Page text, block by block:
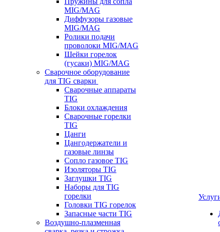
MIG/MAG
Диффузоры газовые
MIG/MAG
Ролики подачи
проволоки MIG/MAG
Шейки горелок
(гусаки) MIG/MAG
Сварочное оборудование
для TIG сварки
Сварочные аппараты
TIG
Блоки охлаждения
Сварочные горелки
TIG
Цанги
Цангодержатели и
газовые линзы
Сопло газовое TIG
Изоляторы TIG
Заглушки TIG
Наборы для TIG
горелки
Головки TIG горелок
Запасные части TIG
Воздушно-плазменная